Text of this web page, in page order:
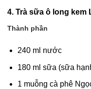
4. Trà sữa ô long kem
Thành phần
240 ml nước
180 ml sữa (sữa
1 muỗng cà phê